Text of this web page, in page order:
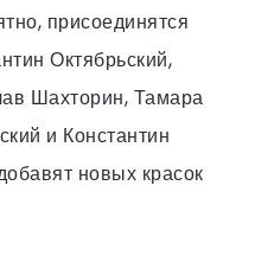
присоединятся
Октябрьский,
Шахторин, Тамара
и Константин
новых красок